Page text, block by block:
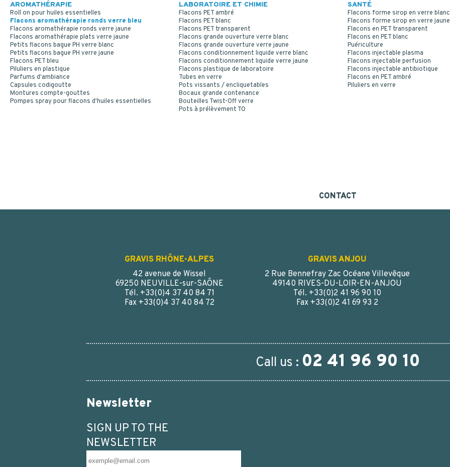
AROMATHÉRAPIE
Roll on pour huiles essentielles
Flacons aromathérapie ronds verre bleu
Flacons aromathérapie ronds verre jaune
Flacons aromathérapie plats verre jaune
Petits flacons bague PH verre blanc
Petits flacons bague PH verre jaune
Flacons PET bleu
Piluliers en plastique
Parfums d'ambiance
Capsules codigoutte
Montures compte-gouttes
Pompes spray pour flacons d'huiles essentielles
LABORATOIRE ET CHIMIE
Flacons PET ambré
Flacons PET blanc
Flacons PET transparent
Flacons grande ouverture verre blanc
Flacons grande ouverture verre jaune
Flacons conditionnement liquide verre blanc
Flacons conditionnement liquide verre jaune
Flacons plastique de laboratoire
Tubes en verre
Pots vissants / encliquetables
Bocaux grande contenance
Bouteilles Twist-Off verre
Pots à prélèvement TO
SANTÉ
Flacons forme sirop en verre blanc
Flacons forme sirop en verre jaune
Flacons en PET transparent
Flacons en PET blanc
Puériculture
Flacons injectable plasma
Flacons injectable perfusion
Flacons injectable antibiotique
Flacons en PET ambré
Piluliers en verre
CONTACT
GRAVIS RHÔNE-ALPES
42 avenue de Wissel
69250 NEUVILLE-sur-SAÔNE
Tél. +33(0)4 37 40 84 71
Fax +33(0)4 37 40 84 72
GRAVIS ANJOU
2 Rue Bennefray Zac Océane Villevêque
49140 RIVES-DU-LOIR-EN-ANJOU
Tél. +33(0)2 41 96 90 10
Fax +33(0)2 41 69 93 2
Call us : 02 41 96 90 10
Newsletter
SIGN UP TO THE
NEWSLETTER